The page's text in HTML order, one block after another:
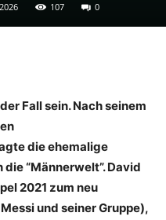
107 0
Fall sein. Nach seinem
die ehemalige
“Männerwelt”. David
2021 zum neu
und seiner Gruppe),